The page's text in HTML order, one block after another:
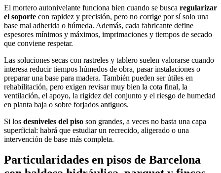
El mortero autonivelante funciona bien cuando se busca regularizar
el soporte con rapidez y precisión, pero no corrige por sí solo una
base mal adherida o húmeda. Además, cada fabricante define
espesores mínimos y máximos, imprimaciones y tiempos de secado
que conviene respetar.
Las soluciones secas con rastreles y tablero suelen valorarse cuando
interesa reducir tiempos húmedos de obra, pasar instalaciones o
preparar una base para madera. También pueden ser útiles en
rehabilitación, pero exigen revisar muy bien la cota final, la
ventilación, el apoyo, la rigidez del conjunto y el riesgo de humedad
en planta baja o sobre forjados antiguos.
Si los desniveles del piso son grandes, a veces no basta una capa
superficial: habrá que estudiar un recrecido, aligerado o una
intervención de base más completa.
Particularidades en pisos de Barcelona